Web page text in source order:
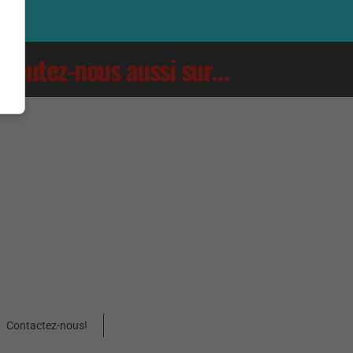
Écoutez-nous aussi sur…
Contactez-nous!